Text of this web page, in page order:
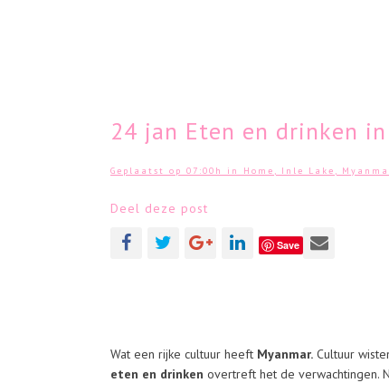
24 jan Eten en drinken
Geplaatst op 07:00h in Home , Inle Lake ,
Deel deze post
Save
Wat een rijke cultuur heeft Myanmar. Cultuur
eten en drinken overtreft het de verwachtingen.